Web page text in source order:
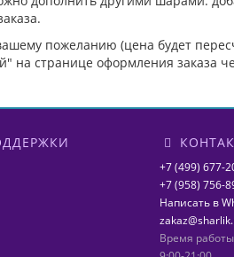
пожеланию (цена будет
на странице оформления заказа
+7 (499) 677-
+7 (958) 756-
Написать в
Время